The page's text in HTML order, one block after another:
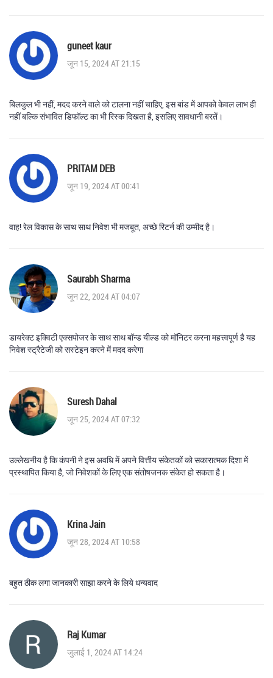
guneet kaur
जून 15, 2024 AT 21:15
बिलकुल भी नहीं, मदद करने वाले को टालना नहीं चाहिए, इस बांड में आपको केवल लाभ ही
नहीं बल्कि संभावित डिफॉल्ट का भी रिस्क दिखता है, इसलिए सावधानी बरतें।
PRITAM DEB
जून 19, 2024 AT 00:41
वाह! रेल विकास के साथ साथ निवेश भी मजबूत, अच्छे रिटर्न की उम्मीद है।
Saurabh Sharma
जून 22, 2024 AT 04:07
डायरेक्ट इक्विटी एक्सपोजर के साथ साथ बॉन्ड यील्ड को मॉनिटर करना महत्त्वपूर्ण है यह
निवेश स्ट्रैटेजी को सस्टेइन करने में मदद करेगा
Suresh Dahal
जून 25, 2024 AT 07:32
उल्लेखनीय है कि कंपनी ने इस अवधि में अपने वित्तीय संकेतकों को सकारात्मक दिशा में
प्रस्थापित किया है, जो निवेशकों के लिए एक संतोषजनक संकेत हो सकता है।
Krina Jain
जून 28, 2024 AT 10:58
बहुत ठीक लगा जानकारी साझा करने के लिये धन्यवाद
Raj Kumar
जुलाई 1, 2024 AT 14:24